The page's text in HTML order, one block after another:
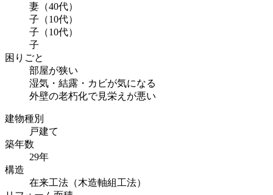
妻（40代）
子（10代）
子（10代）
子
困りごと
部屋が狭い
湿気・結露・カビが気になる
外壁の老朽化で見栄えが悪い
建物種別
戸建て
築年数
29年
構造
在来工法（木造軸組工法）